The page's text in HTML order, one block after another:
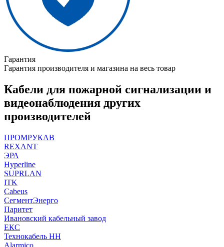
Гарантия
Гарантия производителя и магазина на весь товар
Кабели для пожарной сигнализации и
видеонаблюдения других
производителей
ПРОМРУКАВ
REXANT
ЭРА
Hyperline
SUPRLAN
ITK
Cabeus
СегментЭнерго
Паритет
Ивановский кабельный завод
ЕКС
Технокабель НН